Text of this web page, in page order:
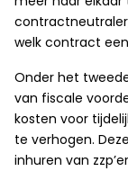
welk contract
Onder het
van fiscale
kosten voor
te verhogen.
inhuren van